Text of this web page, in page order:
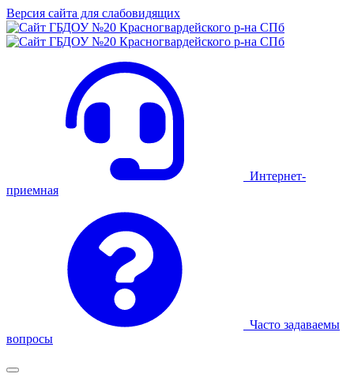
Версия сайта для слабовидящих
Интернет-
приемная
Часто задаваемы
вопросы